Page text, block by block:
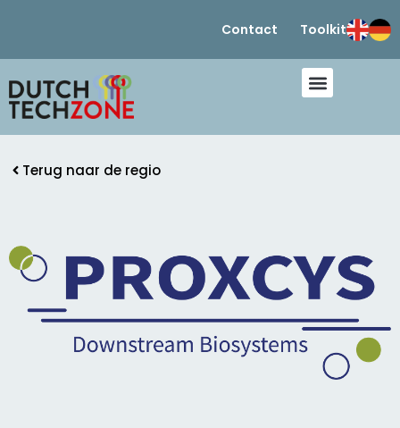
Contact Toolkit
Terug naar de regio